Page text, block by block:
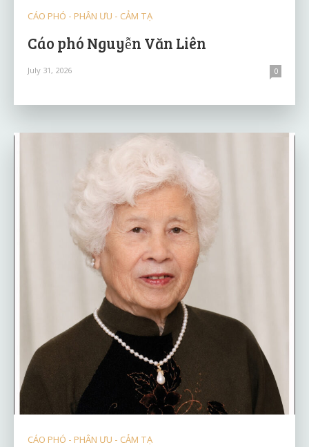
CÁO PHÓ - PHÂN ƯU - CẢM TẠ
Cáo phó Nguyễn Văn Liên
July 31, 2026 0
CÁO PHÓ - PHÂN ƯU - CẢM TẠ